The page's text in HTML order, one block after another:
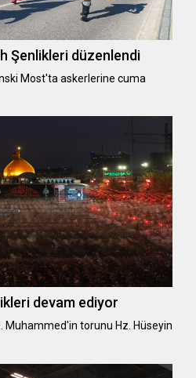
Şenlikleri düzenlendi
Most'ta askerlerine cuma
devam ediyor
Muhammed'in torunu Hz. Hüseyin